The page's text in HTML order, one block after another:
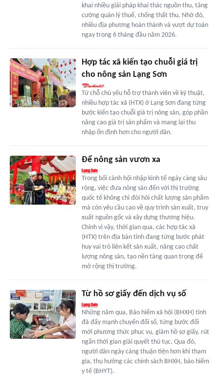
khai nhiều giải pháp khai thác nguồn thu, tăng
cường quản lý thuế, chống thất thu. Nhờ đó,
nhiều địa phương hoàn thành và vượt dự toán
ngay trong 6 tháng đầu năm 2026.
Hợp tác xã kiến tạo chuỗi giá trị
cho nông sản Lạng Sơn
Từ chỗ chủ yếu hỗ trợ thành viên về kỹ thuật,
nhiều hợp tác xã (HTX) ở Lạng Sơn đang từng
bước kiến tạo chuỗi giá trị nông sản, góp phần
nâng cao giá trị sản phẩm và mang lại thu
nhập ổn định hơn cho người dân.
Để nông sản vươn xa
Trong bối cảnh hội nhập kinh tế ngày càng sâu
rộng, việc đưa nông sản đến với thị trường
quốc tế không chỉ đòi hỏi chất lượng sản phẩm
mà còn yêu cầu cao về quy trình sản xuất, truy
xuất nguồn gốc và xây dựng thương hiệu.
Chính vì vậy, thời gian qua, các hợp tác xã
(HTX) trên địa bàn tỉnh đang từng bước phát
huy vai trò liên kết sản xuất, nâng cao chất
lượng nông sản, tạo nền tảng quan trọng để
mở rộng thị trường.
Từ hồ sơ giấy đến dịch vụ số
Những năm qua, Bảo hiểm xã hội (BHXH) tỉnh
đã đẩy mạnh chuyển đổi số, từng bước đổi
mới phương thức phục vụ, giảm hồ sơ giấy, rút
ngắn thời gian giải quyết thủ tục. Qua đó,
người dân ngày càng thuận tiện hơn khi tham
gia, thụ hưởng các chính sách BHXH, bảo hiểm
y tế (BHYT).